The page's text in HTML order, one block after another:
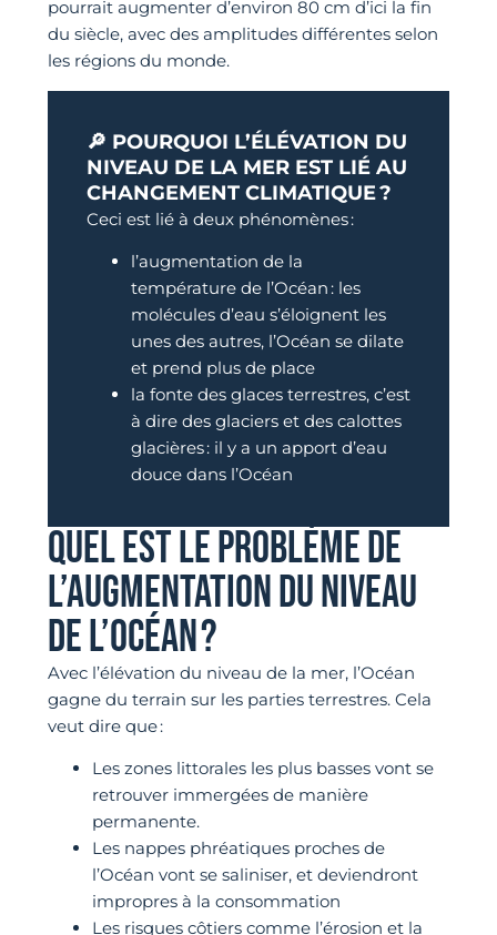
pourrait augmenter d’environ 80 cm d’ici la fin
du siècle, avec des amplitudes différentes selon
les régions du monde.
🔎 POURQUOI L’ÉLÉVATION DU
NIVEAU DE LA MER EST LIÉ AU
CHANGEMENT CLIMATIQUE ?
Ceci est lié à deux phénomènes :
l’augmentation de la
température de l’Océan : les
molécules d’eau s’éloignent les
unes des autres, l’Océan se dilate
et prend plus de place
la fonte des glaces terrestres, c’est
à dire des glaciers et des calottes
glacières : il y a un apport d’eau
douce dans l’Océan
QUEL EST LE PROBLÈME DE
L’AUGMENTATION DU NIVEAU
DE L’OCÉAN ?
Avec l’élévation du niveau de la mer, l’Océan
gagne du terrain sur les parties terrestres. Cela
veut dire que :
Les zones littorales les plus basses vont se
retrouver immergées de manière
permanente.
Les nappes phréatiques proches de
l’Océan vont se saliniser, et deviendront
impropres à la consommation
Les risques côtiers comme l’érosion et la